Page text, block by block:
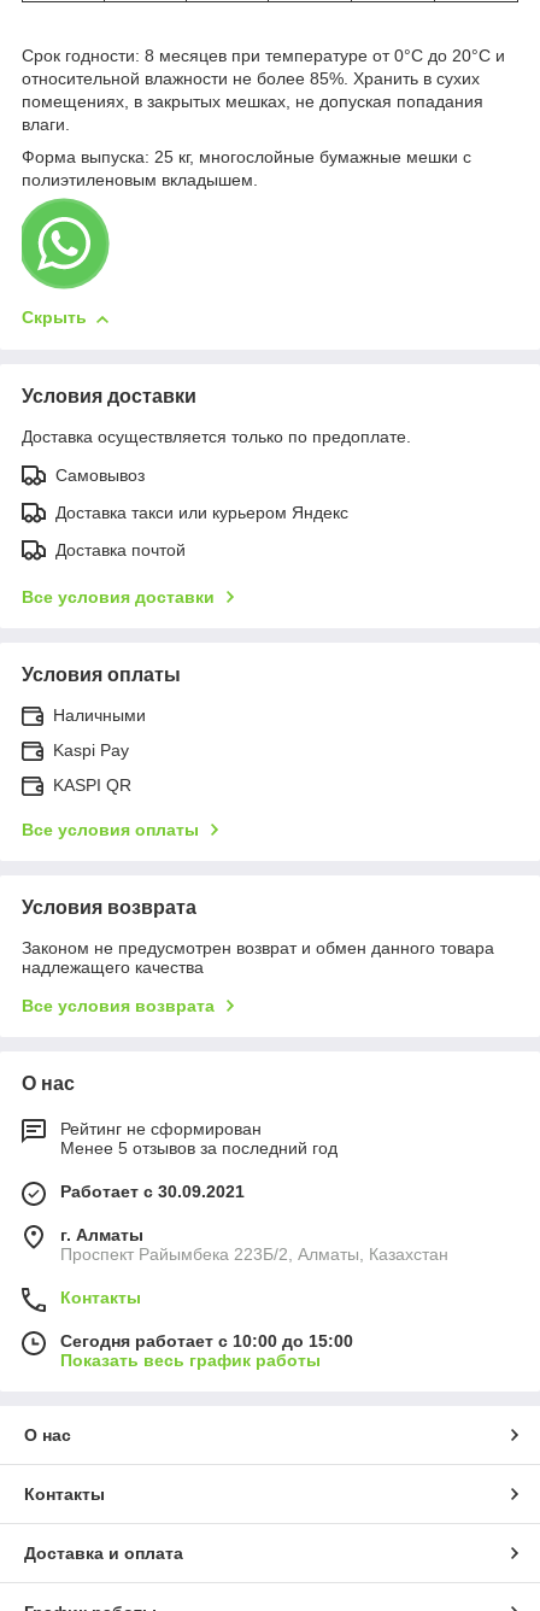
Срок годности: 8 месяцев при температуре от 0°С до 20°С и
относительной влажности не более 85%. Хранить в сухих
помещениях, в закрытых мешках, не допуская попадания
влаги.
Форма выпуска: 25 кг, многослойные бумажные мешки с
полиэтиленовым вкладышем.
Скрыть
Условия доставки
Доставка осуществляется только по предоплате.
Самовывоз
Доставка такси или курьером Яндекс
Доставка почтой
Все условия доставки
Условия оплаты
Наличными
Kaspi Pay
KASPI QR
Все условия оплаты
Условия возврата
Законом не предусмотрен возврат и обмен данного товара
надлежащего качества
Все условия возврата
О нас
Рейтинг не сформирован
Менее 5 отзывов за последний год
Работает с 30.09.2021
г. Алматы
Проспект Райымбека 223Б/2, Алматы, Казахстан
Контакты
Сегодня работает с 10:00 до 15:00
Показать весь график работы
О нас
Контакты
Доставка и оплата